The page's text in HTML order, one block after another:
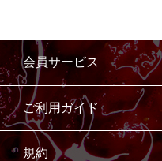
会員サービス
ご利用ガイド
規約